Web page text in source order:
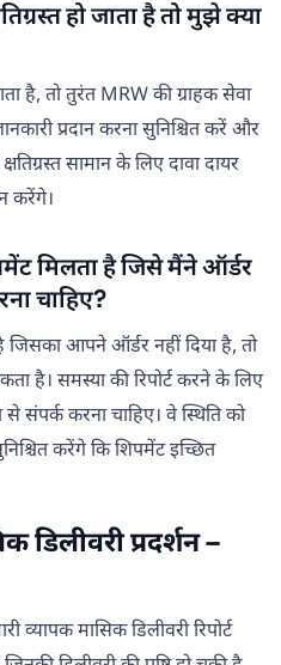
हो जाता है तो मुझे क्या
है, तो तुरंत MRW की ग्राहक सेवा
प्रदान करना सुनिश्चित करें और
सामान के लिए दावा दायर
करेंगे।
मिलता है जिसे मैंने ऑर्डर
चाहिए?
आपने ऑर्डर नहीं दिया है, तो
है। समस्या की रिपोर्ट करने के लिए
संपर्क करना चाहिए। वे स्थिति को
करेंगे कि शिपमेंट इच्छित
प्रदर्शन –
मासिक डिलीवरी रिपोर्ट